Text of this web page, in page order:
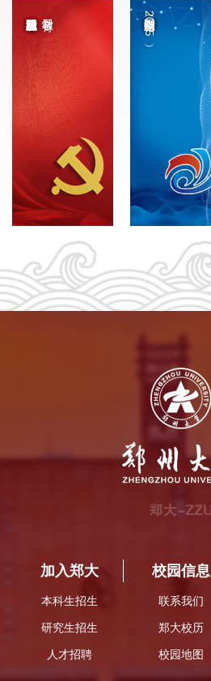
中国国际大学生创新大赛（2025）
加入郑大
本科生招生
研究生招生
人才招聘
校园信息
联系我们
郑大校历
校园地图